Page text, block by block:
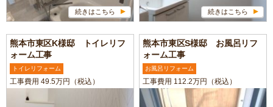
続きはこちら 続きはこちら
熊本市東区K様邸 トイレリフ
ォーム工事
トイレリフォーム
工事費用 49.5万円（税込）
熊本市東区S様邸 お風呂リフ
ォーム工事
お風呂リフォーム
工事費用 112.2万円（税込）